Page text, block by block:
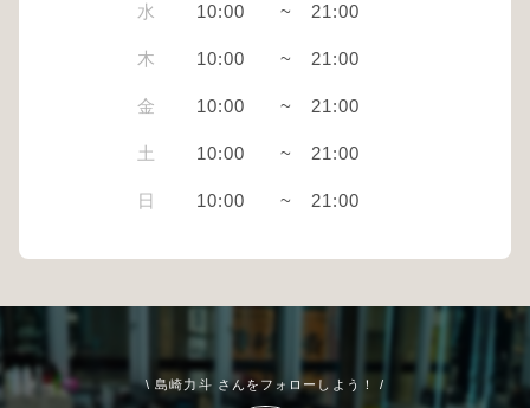
水 10:00 ~ 21:00
木 10:00 ~ 21:00
金 10:00 ~ 21:00
土 10:00 ~ 21:00
日 10:00 ~ 21:00
\ 島崎力斗 さんをフォローしよう！ /